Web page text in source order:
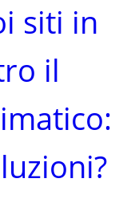
siti in
il